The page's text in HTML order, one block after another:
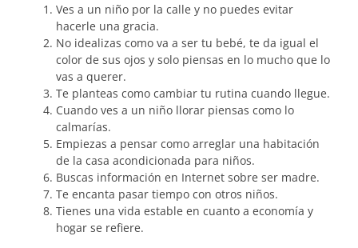
Ves a un niño por la calle y no puedes evitar
hacerle una gracia.
No idealizas como va a ser tu bebé, te da igual el
color de sus ojos y solo piensas en lo mucho que lo
vas a querer.
Te planteas como cambiar tu rutina cuando llegue.
Cuando ves a un niño llorar piensas como lo
calmarías.
Empiezas a pensar como arreglar una habitación
de la casa acondicionada para niños.
Buscas información en Internet sobre ser madre.
Te encanta pasar tiempo con otros niños.
Tienes una vida estable en cuanto a economía y
hogar se refiere.